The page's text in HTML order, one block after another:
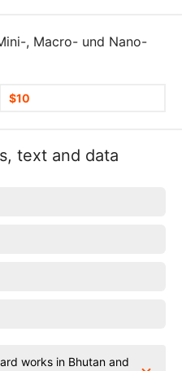
, Macro- und Nano-
$10
text and data
works in Bhutan and